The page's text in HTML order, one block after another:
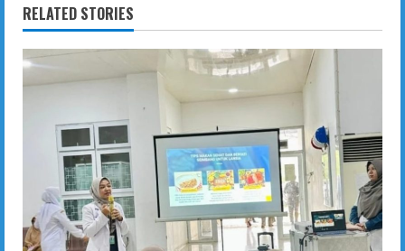
RELATED STORIES